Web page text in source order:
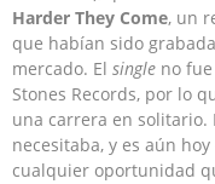
Harder They Come, un
que habían sido
mercado. El single no
Stones Records, por lo
una carrera en solitario.
necesitaba, y es aún
cualquier oportunidad